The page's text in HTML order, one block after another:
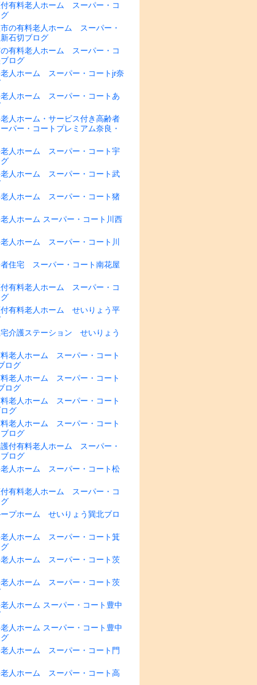
有料老人ホーム スーパー・コ
の有料老人ホーム スーパー・
石切ブログ
有料老人ホーム スーパー・コ
ログ
人ホーム スーパー・コートjr奈
人ホーム スーパー・コートあ
人ホーム・サービス付き高齢者
パー・コートプレミアム奈良・
人ホーム スーパー・コート宇
老人ホーム スーパー・コート武
老人ホーム スーパー・コート猪
人ホーム スーパー・コート川西
人ホーム スーパー・コート川
者住宅 スーパー・コート南花屋
有料老人ホーム スーパー・コ
有料老人ホーム せいりょう平
介護ステーション せいりょう
老人ホーム スーパー・コート
ログ
老人ホーム スーパー・コート
ログ
老人ホーム スーパー・コート
グ
老人ホーム スーパー・コート
ログ
付有料老人ホーム スーパー・
ログ
人ホーム スーパー・コート松
有料老人ホーム スーパー・コ
プホーム せいりょう巽北ブロ
人ホーム スーパー・コート箕
人ホーム スーパー・コート茨
人ホーム スーパー・コート茨
人ホーム スーパー・コート豊中
人ホーム スーパー・コート豊中
老人ホーム スーパー・コート門
人ホーム スーパー・コート高